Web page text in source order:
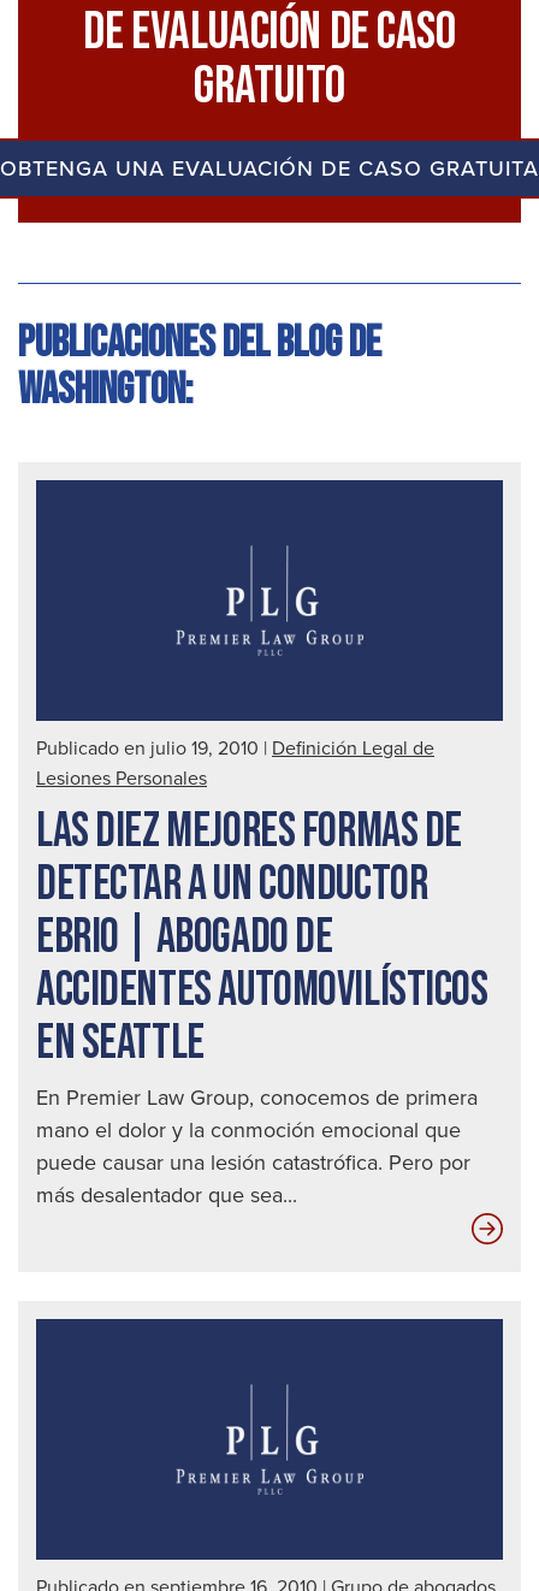
De Evaluación De Caso
Gratuito
OBTENGA UNA EVALUACIÓN DE CASO GRATUITA
Publicaciones del blog de
Washington:
Publicado en julio 19, 2010 | Definición Legal de
Lesiones Personales
LAS DIEZ MEJORES FORMAS DE
DETECTAR A UN CONDUCTOR
EBRIO | ABOGADO DE
ACCIDENTES AUTOMOVILÍSTICOS
EN SEATTLE
En Premier Law Group, conocemos de primera
mano el dolor y la conmoción emocional que
puede causar una lesión catastrófica. Pero por
más desalentador que sea...
Las
|